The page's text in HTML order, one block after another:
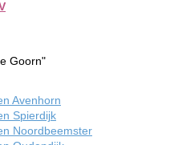
Goorn"
Avenhorn
Spierdijk
Noordbeemster